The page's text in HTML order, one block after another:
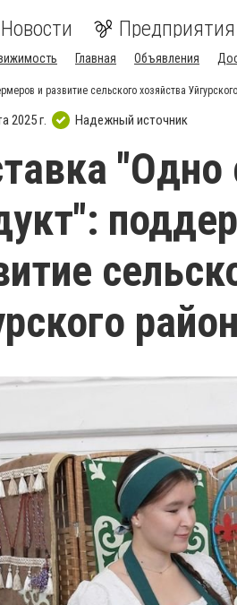
Новости Предприятия
Главная Объявления
и развитие сельского хозяйства
2025 г. Надежный источник
"Одно